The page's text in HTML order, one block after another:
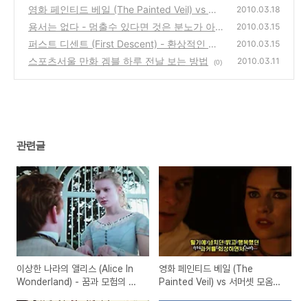
- 꿈과 모험의 판타지 영화 리뷰
(0)
영화 페인티드 베일 (The Painted Veil) vs 서
머셋 모옴의 소설 인생의 베일 리뷰
(2)
2010.03.18
용서는 없다 - 멈출수 있다면 것은 분노가 아니
다! 영화 리뷰
(0)
2010.03.15
퍼스트 디센트 (First Descent) - 환상적인 스
노보더 다큐 영화
(0)
2010.03.15
스포츠서울 만화 겜블 하루 전날 보는 방법 (0) 2010.03.11
관련글
이상한 나라의 앨리스 (Alice In
Wonderland) - 꿈과 모험의 판
영화 페인티드 베일 (The
Painted Veil) vs 서머셋 모옴의